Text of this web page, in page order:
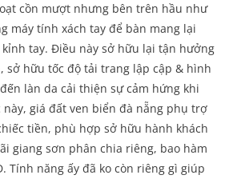
cồn mượt nhưng bên trên hầu như
máy tính xách tay để bàn mang lại
tay. Điều này sở hữu lại tận hưởng
sở hữu tốc độ tải trang lập cập & hình
làn da cải thiện sự cảm hứng khi
này, giá đất ven biển đà nẵng phụ trợ
tiền, phù hợp sở hữu hành khách
giang sơn phân chia riêng, bao hàm
Tính năng ấy đã ko còn riêng gì giúp